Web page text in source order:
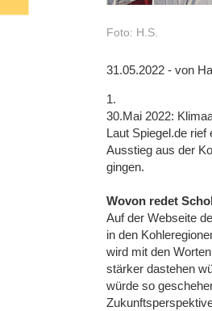
Foto: H.S.
31.05.2022 - von
1.
30.Mai 2022:
Laut Spiegel.de
Ausstieg aus der
gingen.
Wovon redet
Auf der Webseite
in den
wird mit den
stärker dastehen
würde so